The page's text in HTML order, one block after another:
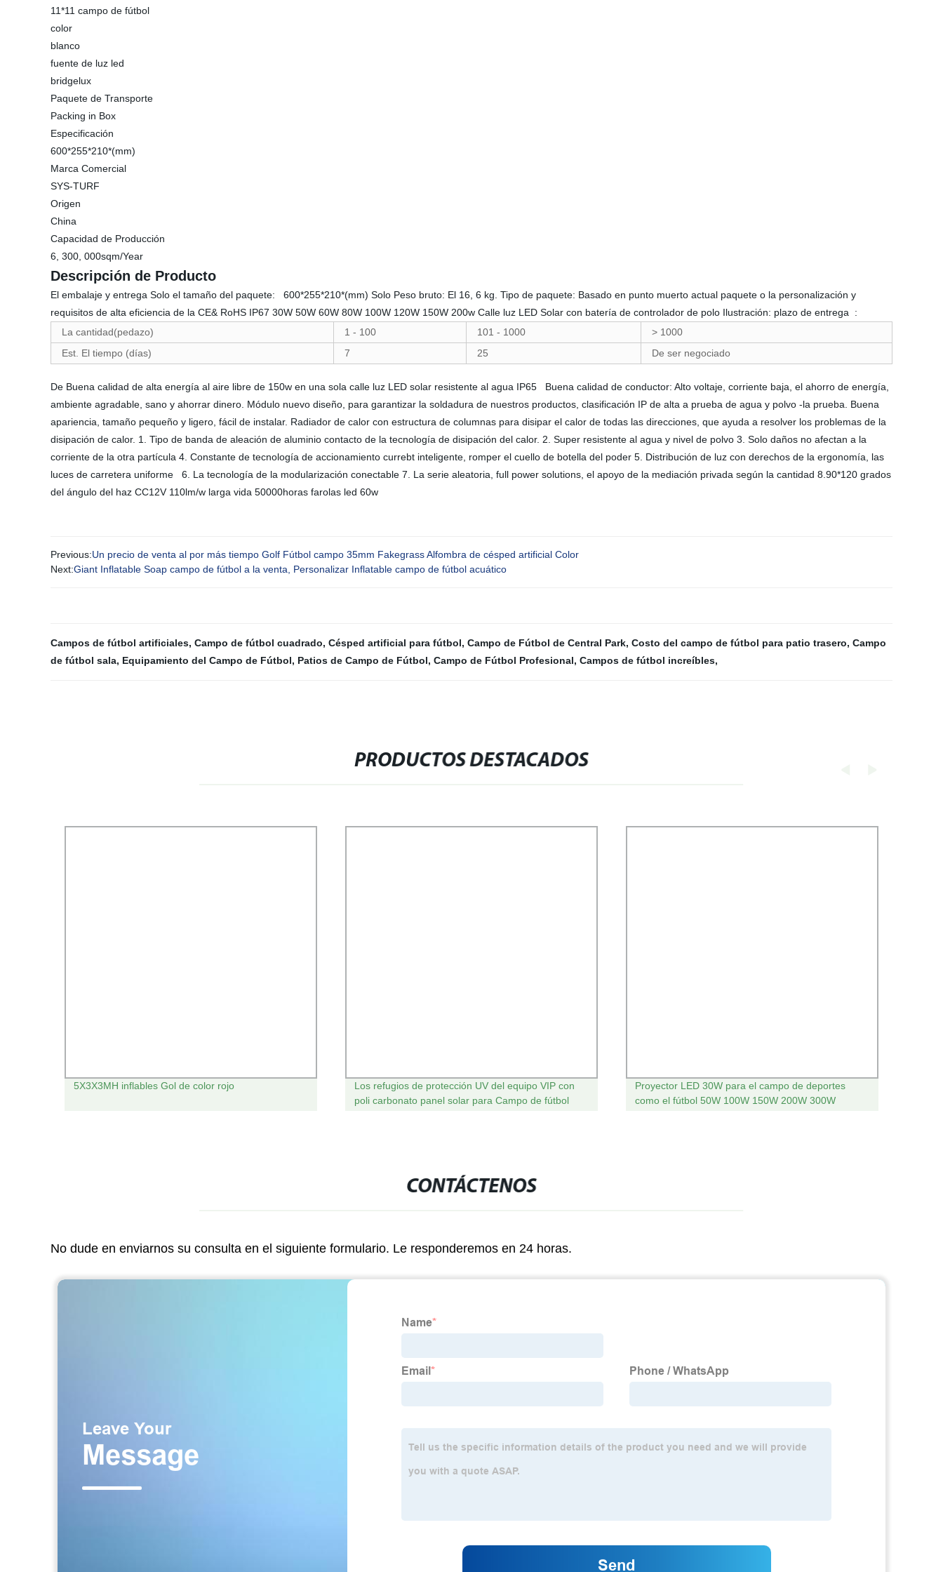
11*11 campo de fútbol
color
blanco
fuente de luz led
bridgelux
Paquete de Transporte
Packing in Box
Especificación
600*255*210*(mm)
Marca Comercial
SYS-TURF
Origen
China
Capacidad de Producción
6, 300, 000sqm/Year
Descripción de Producto
El embalaje y entrega Solo el tamaño del paquete: 600*255*210*(mm) Solo Peso bruto: El 16, 6 kg. Tipo de paquete: Basado en punto muerto actual paquete o la personalización y
requisitos de alta eficiencia de la CE& RoHS IP67 30W 50W 60W 80W 100W 120W 150W 200w Calle luz LED Solar con batería de controlador de polo Ilustración: plazo de entrega :
La cantidad(pedazo)
1 - 100 101 - 1000
> 1000
Est. El tiempo (días)
7 25 De ser negociado
De Buena calidad de alta energía al aire libre de 150w en una sola calle luz LED solar resistente al agua IP65 Buena calidad de conductor: Alto voltaje, corriente baja, el ahorro de energía,
ambiente agradable, sano y ahorrar dinero. Módulo nuevo diseño, para garantizar la soldadura de nuestros productos, clasificación IP de alta a prueba de agua y polvo -la prueba. Buena
apariencia, tamaño pequeño y ligero, fácil de instalar. Radiador de calor con estructura de columnas para disipar el calor de todas las direcciones, que ayuda a resolver los problemas de la
disipación de calor. 1. Tipo de banda de aleación de aluminio contacto de la tecnología de disipación del calor. 2. Super resistente al agua y nivel de polvo 3. Solo daños no afectan a la
corriente de la otra partícula 4. Constante de tecnología de accionamiento currebt inteligente, romper el cuello de botella del poder 5. Distribución de luz con derechos de la ergonomía, las
luces de carretera uniforme 6. La tecnología de la modularización conectable 7. La serie aleatoria, full power solutions, el apoyo de la mediación privada según la cantidad 8.90*120 grados
del ángulo del haz CC12V 110lm/w larga vida 50000horas farolas led 60w
Previous:Un precio de venta al por más tiempo Golf Fútbol campo 35mm Fakegrass Alfombra de césped artificial Color
Next:Giant Inflatable Soap campo de fútbol a la venta, Personalizar Inflatable campo de fútbol acuático
Campos de fútbol artificiales, Campo de fútbol cuadrado, Césped artificial para fútbol, Campo de Fútbol de Central Park, Costo del campo de fútbol para patio trasero, Campo
de fútbol sala, Equipamiento del Campo de Fútbol, Patios de Campo de Fútbol, Campo de Fútbol Profesional, Campos de fútbol increíbles,
PRODUCTOS DESTACADOS
5X3X3MH inflables Gol de color rojo
Los refugios de protección UV del equipo VIP con
poli carbonato panel solar para Campo de fútbol
Proyector LED 30W para el campo de deportes
como el fútbol 50W 100W 150W 200W 300W
CONTÁCTENOS
No dude en enviarnos su consulta en el siguiente formulario. Le responderemos en 24 horas.